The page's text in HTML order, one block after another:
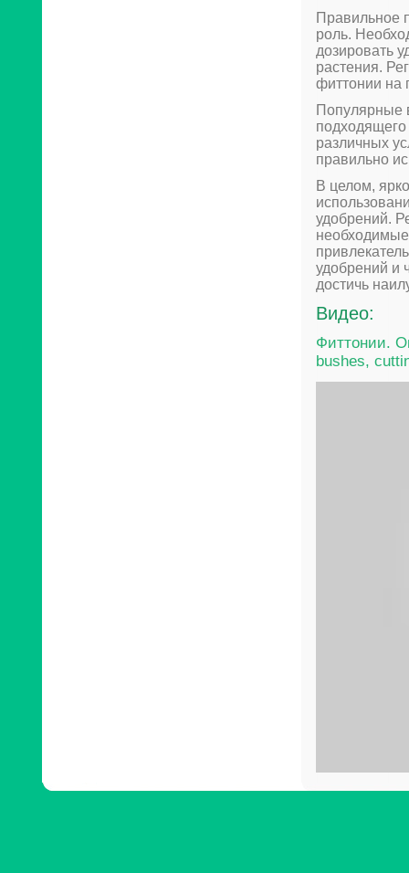
Правильное
роль.
дозировать
растения.
фиттонии на
Популярные
различных
правильно
В целом,
удобрений.
удобрений и
достичь
Видео:
Фиттонии.
bushes,